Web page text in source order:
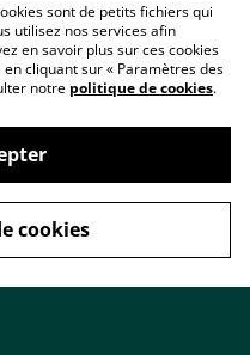
Contact
Politique de
confidentialité
sont de petits fichiers qui
utilisez nos services afin
en savoir plus sur ces cookies
cliquant sur « Paramètres des
notre politique de cookies.
cookies